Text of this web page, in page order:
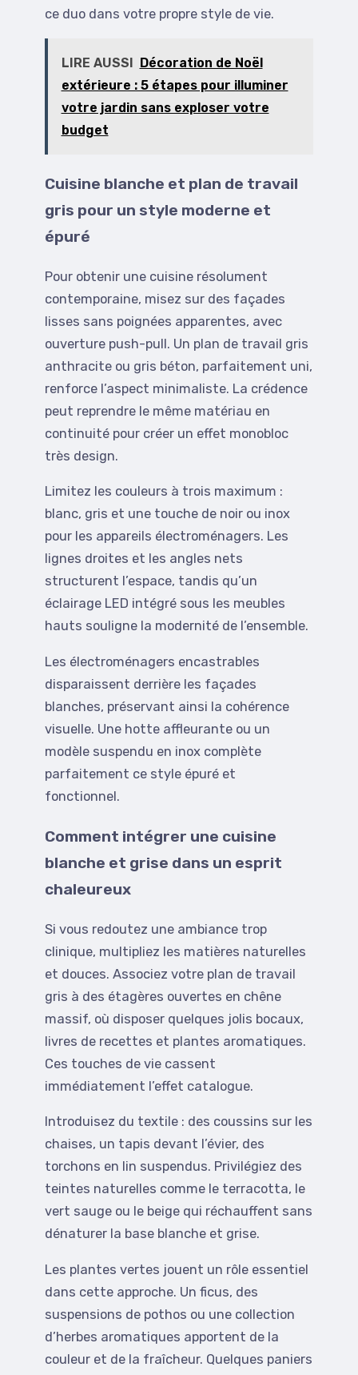
ce duo dans votre propre style de vie.
LIRE AUSSI Décoration de Noël
extérieure : 5 étapes pour illuminer
votre jardin sans exploser votre
budget
Cuisine blanche et plan de travail
gris pour un style moderne et
épuré
Pour obtenir une cuisine résolument
contemporaine, misez sur des façades
lisses sans poignées apparentes, avec
ouverture push-pull. Un plan de travail gris
anthracite ou gris béton, parfaitement uni,
renforce l’aspect minimaliste. La crédence
peut reprendre le même matériau en
continuité pour créer un effet monobloc
très design.
Limitez les couleurs à trois maximum :
blanc, gris et une touche de noir ou inox
pour les appareils électroménagers. Les
lignes droites et les angles nets
structurent l’espace, tandis qu’un
éclairage LED intégré sous les meubles
hauts souligne la modernité de l’ensemble.
Les électroménagers encastrables
disparaissent derrière les façades
blanches, préservant ainsi la cohérence
visuelle. Une hotte affleurante ou un
modèle suspendu en inox complète
parfaitement ce style épuré et
fonctionnel.
Comment intégrer une cuisine
blanche et grise dans un esprit
chaleureux
Si vous redoutez une ambiance trop
clinique, multipliez les matières naturelles
et douces. Associez votre plan de travail
gris à des étagères ouvertes en chêne
massif, où disposer quelques jolis bocaux,
livres de recettes et plantes aromatiques.
Ces touches de vie cassent
immédiatement l’effet catalogue.
Introduisez du textile : des coussins sur les
chaises, un tapis devant l’évier, des
torchons en lin suspendus. Privilégiez des
teintes naturelles comme le terracotta, le
vert sauge ou le beige qui réchauffent sans
dénaturer la base blanche et grise.
Les plantes vertes jouent un rôle essentiel
dans cette approche. Un ficus, des
suspensions de pothos ou une collection
d’herbes aromatiques apportent de la
couleur et de la fraîcheur. Quelques paniers